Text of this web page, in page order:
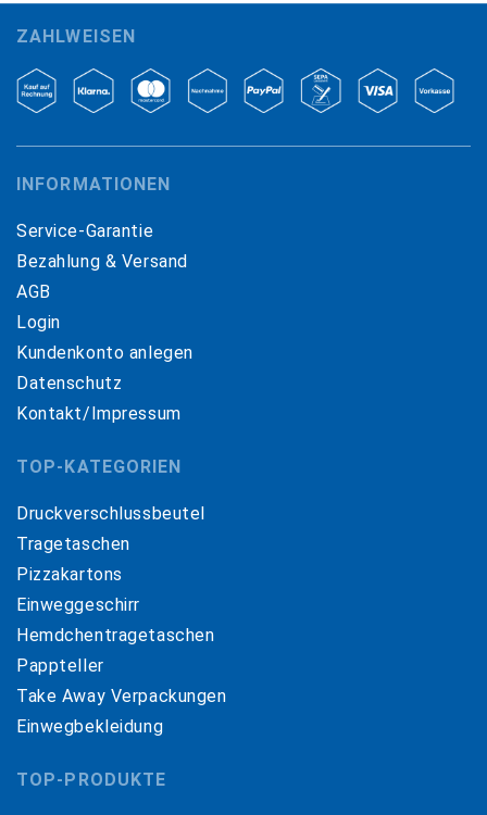
ZAHLWEISEN
INFORMATIONEN
Service-Garantie
Bezahlung & Versand
AGB
Login
Kundenkonto anlegen
Datenschutz
Kontakt/Impressum
TOP-KATEGORIEN
Druckverschlussbeutel
Tragetaschen
Pizzakartons
Einweggeschirr
Hemdchentragetaschen
Pappteller
Take Away Verpackungen
Einwegbekleidung
TOP-PRODUKTE